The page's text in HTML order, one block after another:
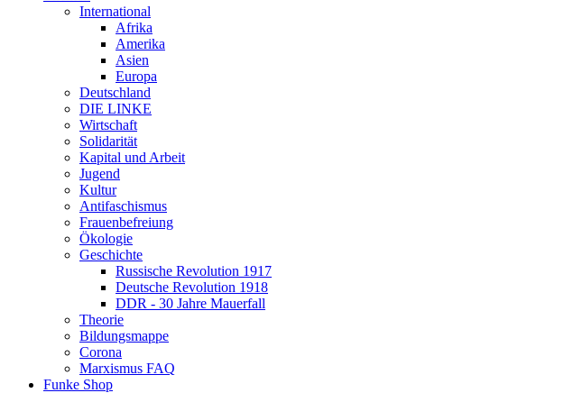
International
Afrika
Amerika
Asien
Europa
Deutschland
DIE LINKE
Wirtschaft
Solidarität
Kapital und Arbeit
Jugend
Kultur
Antifaschismus
Frauenbefreiung
Ökologie
Geschichte
Russische Revolution 1917
Deutsche Revolution 1918
DDR - 30 Jahre Mauerfall
Theorie
Bildungsmappe
Corona
Marxismus FAQ
Funke Shop